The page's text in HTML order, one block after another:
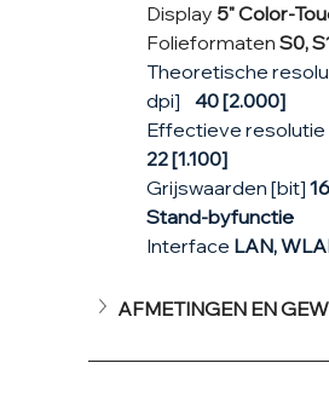
Display 5" Color-
Folieformaten S0,
Theoretische
dpi] 40 [2.000]
Effectieve resolutie
22 [1.100]
Grijswaarden [bit]
Stand-byfunctie
Interface LAN,
AFMETINGEN EN